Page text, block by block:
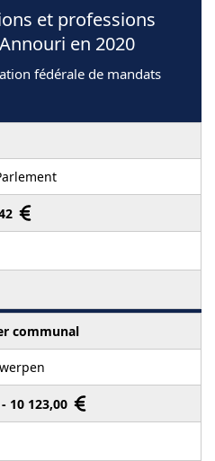
et professions
en 2020
fédérale de mandats
communal
10 123,00